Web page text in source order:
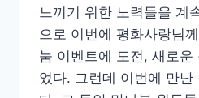
느끼기 위한 노력들을 계
으로 이번에 평화사랑님
눔 이벤트에 도전, 새로운
었다. 그런데 이번에 만